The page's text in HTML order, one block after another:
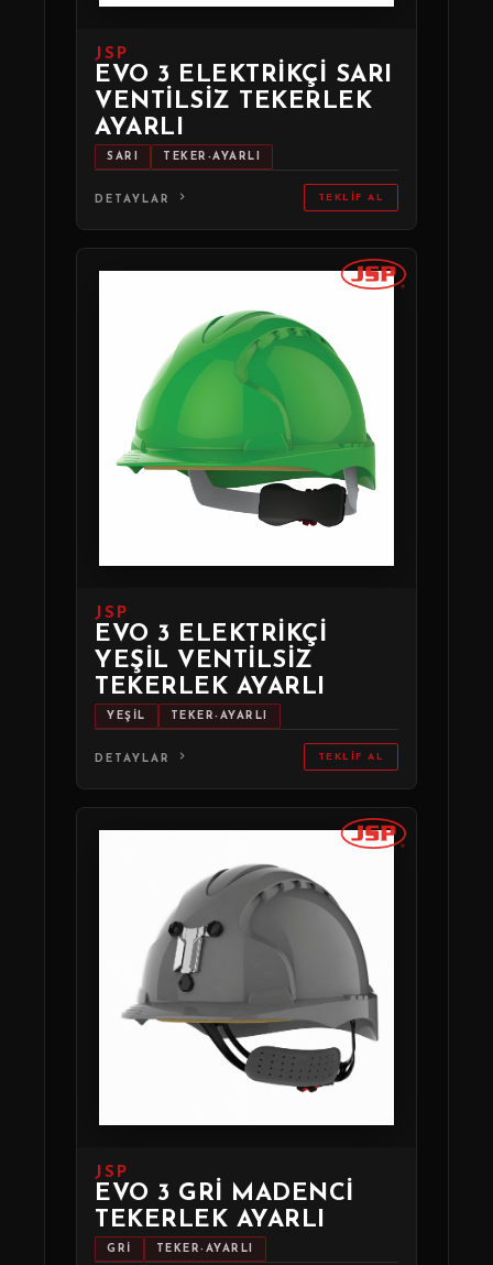
JSP
EVO 3 ELEKTRIKÇI SARI
VENTILSIZ TEKERLEK
AYARLI
SARI TEKER-AYARLI
DETAYLAR TEKLIF AL
JSP
EVO 3 ELEKTRIKÇI
YEŞIL VENTILSIZ
TEKERLEK AYARLI
YEŞİL TEKER-AYARLI
DETAYLAR TEKLIF AL
JSP
EVO 3 GRI MADENCI
TEKERLEK AYARLI
GRİ TEKER-AYARLI